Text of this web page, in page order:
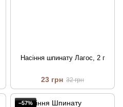
Насіння шпинату Лагос, 2 г
23 грн 32 грн
−57%